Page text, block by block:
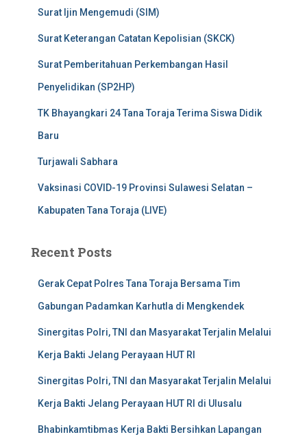
Surat Ijin Mengemudi (SIM)
Surat Keterangan Catatan Kepolisian (SKCK)
Surat Pemberitahuan Perkembangan Hasil
Penyelidikan (SP2HP)
TK Bhayangkari 24 Tana Toraja Terima Siswa Didik
Baru
Turjawali Sabhara
Vaksinasi COVID-19 Provinsi Sulawesi Selatan –
Kabupaten Tana Toraja (LIVE)
Recent Posts
Gerak Cepat Polres Tana Toraja Bersama Tim
Gabungan Padamkan Karhutla di Mengkendek
Sinergitas Polri, TNI dan Masyarakat Terjalin Melalui
Kerja Bakti Jelang Perayaan HUT RI
Sinergitas Polri, TNI dan Masyarakat Terjalin Melalui
Kerja Bakti Jelang Perayaan HUT RI di Ulusalu
Bhabinkamtibmas Kerja Bakti Bersihkan Lapangan